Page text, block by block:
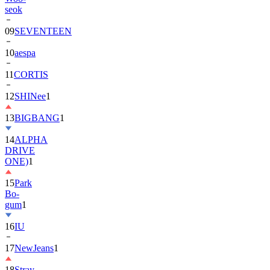
seok
09SEVENTEEN
10aespa
11CORTIS
12SHINee1
13BIGBANG1
14ALPHA
DRIVE
ONE)1
15Park
Bo-
gum1
16IU
17NewJeans1